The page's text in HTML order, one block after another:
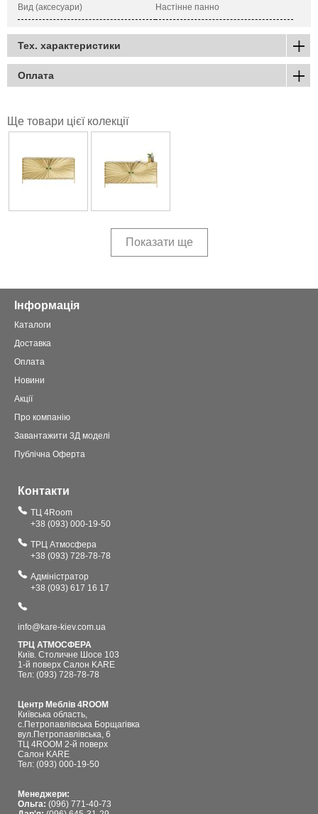
Вид (аксесуари) Настінне панно
Тех. характеристики
Оплата
Ще товари цієї колекції
Показати ще
Інформація
Каталоги
Доставка
Оплата
Новини
Акції
Про компанію
Завантажити 3Д моделі
Публічна Оферта
Контакти
ТЦ 4Room
+38 (093) 000-19-50
ТРЦ Атмосфера
+38 (093) 728-78-78
Адміністратор
+38 (093) 617 16 17
info@kare-kiev.com.ua
ТРЦ АТМОСФЕРА
Київ. Столичне Шосе 103
1-й поверх Салон KARE
Тел: (093) 728-78-78
Центр Меблів 4ROOM
Київська область,
с.Петропавлівська Борщагівка
вул.Петропавлівська, 6
ТЦ 4ROOM 2-й поверх
Салон KARE
Тел: (093) 000-19-50
Менеджери:
Ольга: (096) 771-40-73